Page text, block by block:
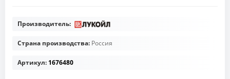
Производитель:
Страна производства: Россия
Артикул:1676480